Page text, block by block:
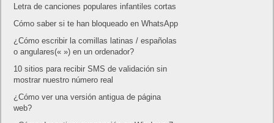
Letra de canciones populares infantiles cortas
Cómo saber si te han bloqueado en WhatsApp
¿Cómo escribir la comillas latinas / españolas
o angulares(« ») en un ordenador?
10 sitios para recibir SMS de validación sin
mostrar nuestro número real
¿Cómo ver una versión antigua de página
web?